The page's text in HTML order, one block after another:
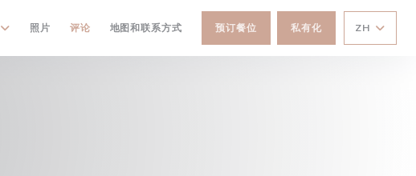
照片 评论 地图和联系方式 预订餐位 私有化 ZH